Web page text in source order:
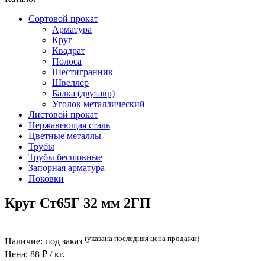
Сортовой прокат
Арматура
Круг
Квадрат
Полоса
Шестигранник
Швеллер
Балка (двутавр)
Уголок металлический
Листовой прокат
Нержавеющая сталь
Цветные металлы
Трубы
Трубы бесшовные
Запорная арматура
Поковки
Круг Ст65Г 32 мм 2ГП
Наличие: под заказ (указана последняя цена продажи)
Цена: 88 ₽ / кг.